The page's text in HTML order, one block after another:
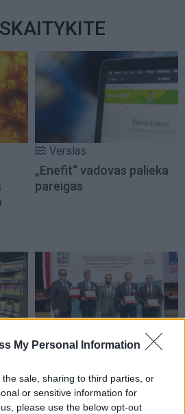
My Personal Information
sale, sharing to third parties, or
or sensitive information for
please use the below opt-out
Verslas
„Enefit“ vadovas palieka
pareigas
Verslas
Daugiau pajėgumų
„Panamax“ laivų remontui
Klaipėdoje: padėtas naujo